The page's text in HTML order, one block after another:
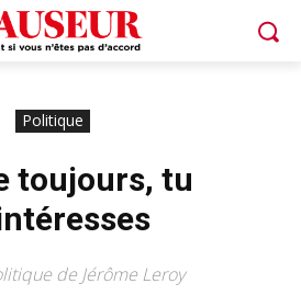
Politique
toujours, tu
de Jérôme Leroy